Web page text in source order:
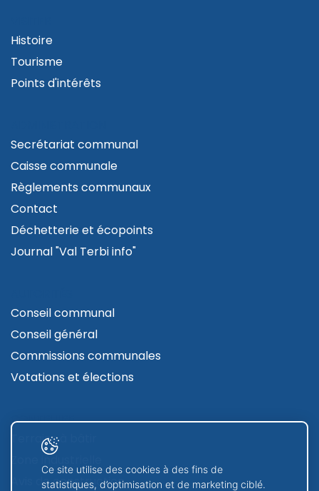
Histoire
Tourisme
Points d'intérêts
Secrétariat communal
Caisse communale
Règlements communaux
Contact
Déchetterie et écopoints
Journal "Val Terbi info"
Conseil communal
Conseil général
Commissions communales
Votations et élections
CONTRUIRE
Terrains à bâtir
Zone industrielle
Avis de construction
Ce site utilise des cookies à des fins de
statistiques, d’optimisation et de marketing ciblé.